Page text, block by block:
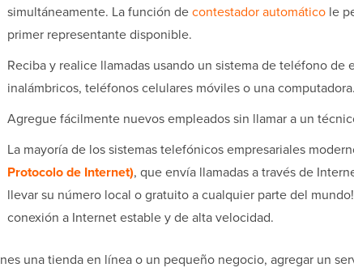
simultáneamente. La función decontestador automático le
primer representante disponible.
Reciba y realice llamadas usando un sistema de teléfono de
inalámbricos, teléfonos celulares móviles o una computadora.
Agregue fácilmente nuevos empleados sin llamar a un
La mayoría de los sistemas telefónicos empresariales
Protocolo de Internet), que envía llamadas a través de
llevar su número local o gratuito a cualquier parte del
conexión a Internet estable y de alta velocidad.
una tienda en línea o un pequeño negocio, agregar un